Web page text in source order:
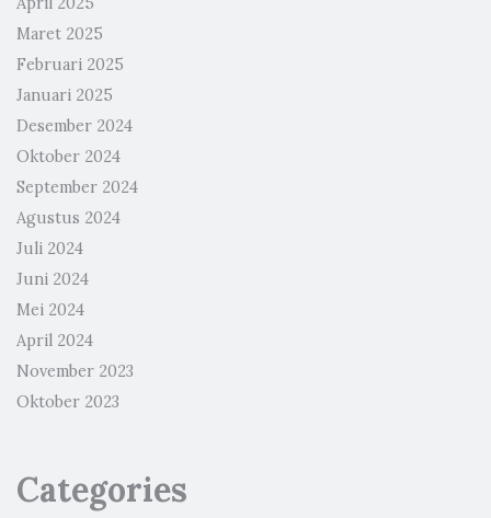
Maret 2025
Februari 2025
Januari 2025
Desember 2024
Oktober 2024
September 2024
Agustus 2024
Juli 2024
Juni 2024
Mei 2024
April 2024
November 2023
Oktober 2023
Categories